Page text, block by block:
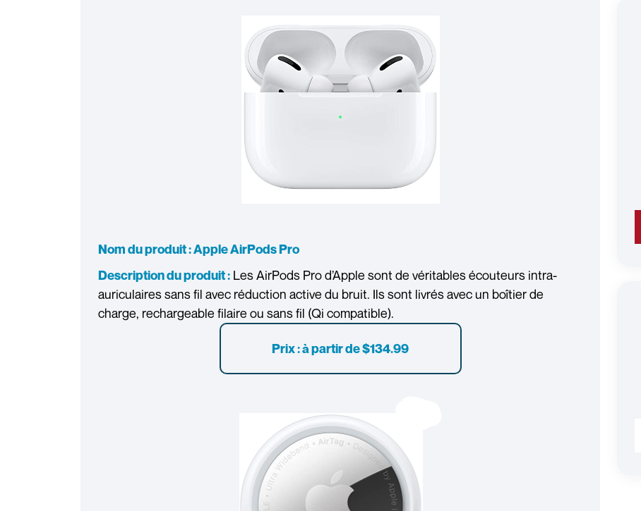
Nom du produit : Apple AirPods Pro
Description du produit : Les AirPods Pro d’Apple sont de véritables écouteurs intra-
auriculaires sans fil avec réduction active du bruit. Ils sont livrés avec un boîtier de
charge, rechargeable filaire ou sans fil (Qi compatible).
Prix : à partir de$134.99